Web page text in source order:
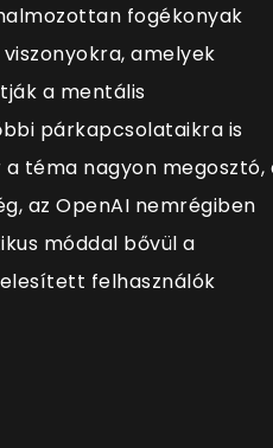
fogékonyak
amelyek
a mentális
párkapcsolataikra is
téma nagyon megosztó,
az OpenAI nemrégiben
móddal bővül a
felhasználók